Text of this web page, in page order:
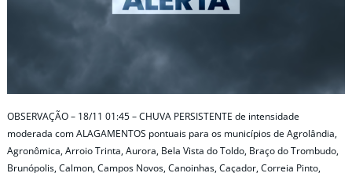
OBSERVAÇÃO – 18/11 01:45 – CHUVA PERSISTENTE de intensidade
moderada com ALAGAMENTOS pontuais para os municípios de Agrolândia,
Agronômica, Arroio Trinta, Aurora, Bela Vista do Toldo, Braço do Trombudo,
Brunópolis, Calmon, Campos Novos, Canoinhas, Caçador, Correia Pinto,